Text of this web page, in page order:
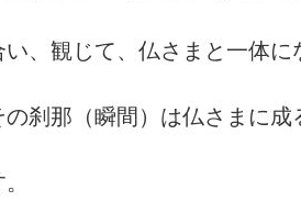
、観じて、仏さまと一体に
刹那（瞬間）は仏さまに成